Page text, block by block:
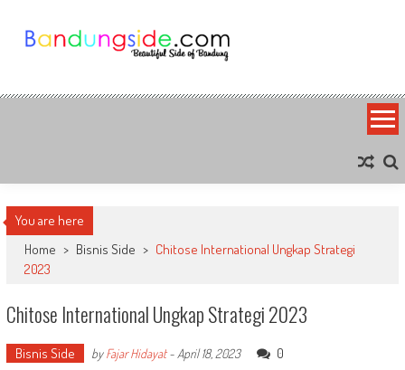
content
Bandung Side
You are here
Home > Bisnis Side > Chitose International Ungkap Strategi
2023
Chitose International Ungkap Strategi 2023
Bisnis Side byFajar Hidayat- April 18, 2023 0